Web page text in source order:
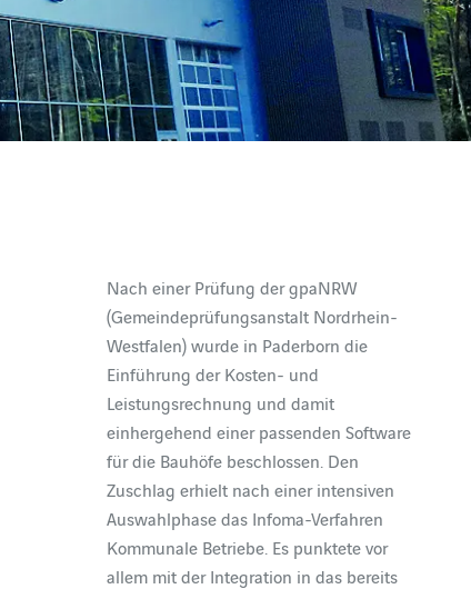
Nach einer Prüfung der gpaNRW
(Gemeindeprüfungsanstalt Nordrhein-
Westfalen) wurde in Paderborn die
Einführung der Kosten- und
Leistungsrechnung und damit
einhergehend einer passenden Software
für die Bauhöfe beschlossen. Den
Zuschlag erhielt nach einer intensiven
Auswahlphase das Infoma-Verfahren
Kommunale Betriebe. Es punktete vor
allem mit der Integration in das bereits